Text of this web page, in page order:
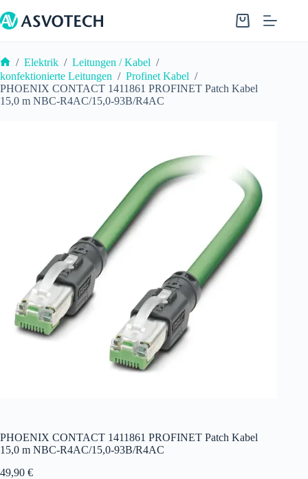
Inhalt
springen
Warenkorb
Start
/ Elektrik / Leitungen / Kabel /
konfektionierte Leitungen / Profinet Kabel /
PHOENIX CONTACT 1411861 PROFINET Patch Kabel
15,0 m NBC-R4AC/15,0-93B/R4AC
PHOENIX CONTACT 1411861 PROFINET Patch Kabel
15,0 m NBC-R4AC/15,0-93B/R4AC
49,90 €